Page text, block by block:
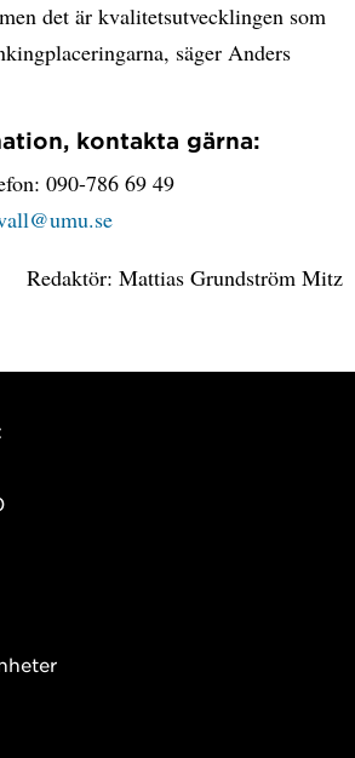
det är kvalitetsutvecklingen som
säger Anders
kontakta gärna:
090-786 69 49
Redaktör: Mattias Grundström Mitz